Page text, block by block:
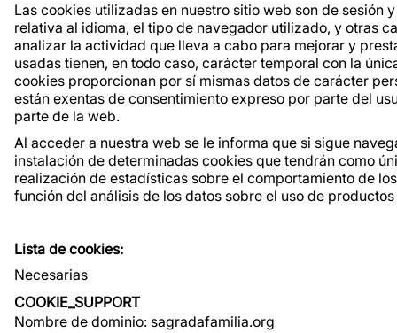
Las cookies utilizadas en nuestro sitio web son de
relativa al idioma, el tipo de navegador utilizado, y otras
analizar la actividad que lleva a cabo para mejorar y
usadas tienen, en todo caso, carácter temporal con la
cookies proporcionan por sí mismas datos de carácter
están exentas de consentimiento expreso por parte del
parte de la web.
Al acceder a nuestra web se le informa que si sigue
instalación de determinadas cookies que tendrán como
realización de estadísticas sobre el comportamiento de
función del análisis de los datos sobre el uso de
Lista de cookies:
Necesarias
COOKIE_SUPPORT
Nombre de dominio: sagradafamilia.org